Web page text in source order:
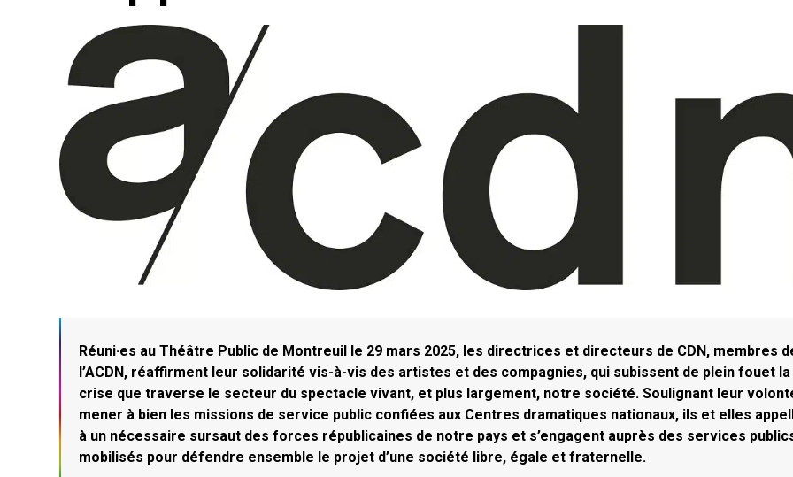
Réuni·es au Théâtre Public de Montreuil le 29 mars 2025, les directrices et directeurs de CDN, membres
l’ACDN, réaffirment leur solidarité vis-à-vis des artistes et des compagnies, qui subissent de plein fouet la
crise que traverse le secteur du spectacle vivant, et plus largement, notre société. Soulignant leur
mener à bien les missions de service public confiées aux Centres dramatiques nationaux, ils et elles
à un nécessaire sursaut des forces républicaines de notre pays et s’engagent auprès des services
mobilisés pour défendre ensemble le projet d’une société libre, égale et fraternelle.